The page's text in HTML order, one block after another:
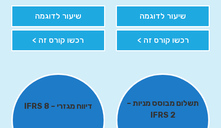
שיעור לדוגמה
רכשו קורס זה >
שיעור לדוגמה
רכשו קורס זה >
תשלום מבוסס מניות –
IFRS 2
דיווח מגזרי – IFRS 8